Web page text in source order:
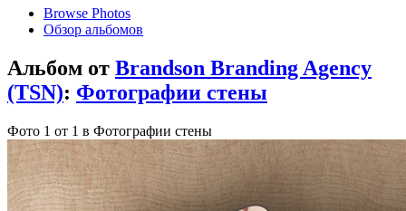
Browse Photos
Обзор альбомов
Альбом от Brandson Branding Agency
(TSN): Фотографии стены
Фото 1 от 1 в Фотографии стены